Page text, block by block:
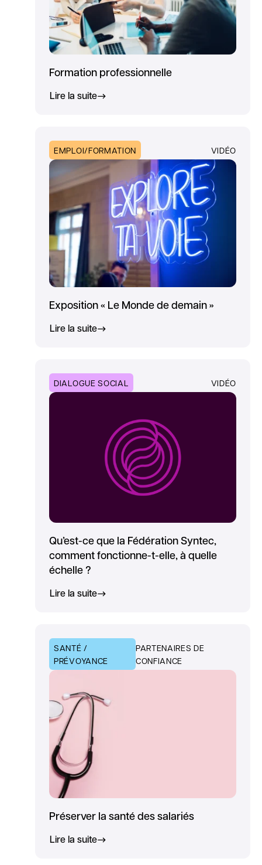
Formation professionnelle
Lire la suite
EMPLOI/FORMATION VIDÉO
Exposition « Le Monde de demain »
Lire la suite
DIALOGUE SOCIAL VIDÉO
Qu’est-ce que la Fédération Syntec,
comment fonctionne-t-elle, à quelle
échelle ?
Lire la suite
SANTÉ /
PRÉVOYANCE
PARTENAIRES DE
CONFIANCE
Préserver la santé des salariés
Lire la suite